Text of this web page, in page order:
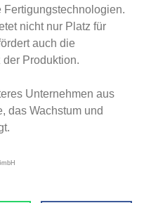
Fertigungstechnologien.
nicht nur Platz für
auch die
Produktion.
Unternehmen aus
das Wachstum und